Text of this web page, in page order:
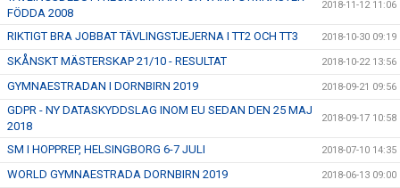
FÖDDA 2008
2018-11-12 11:06
RIKTIGT BRA JOBBAT TÄVLINGSTJEJERNA I TT2 OCH TT3 2018-10-30 09:19
SKÅNSKT MÄSTERSKAP 21/10 - RESULTAT 2018-10-22 13:56
GYMNAESTRADAN I DORNBIRN 2019 2018-09-21 09:56
GDPR - NY DATASKYDDSLAG INOM EU SEDAN DEN 25 MAJ
2018
2018-09-17 10:58
SM I HOPPREP, HELSINGBORG 6-7 JULI 2018-07-10 14:35
WORLD GYMNAESTRADA DORNBIRN 2019 2018-06-13 09:00